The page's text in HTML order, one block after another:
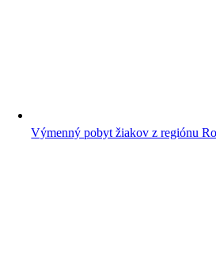
Výmenný pobyt žiakov z regiónu